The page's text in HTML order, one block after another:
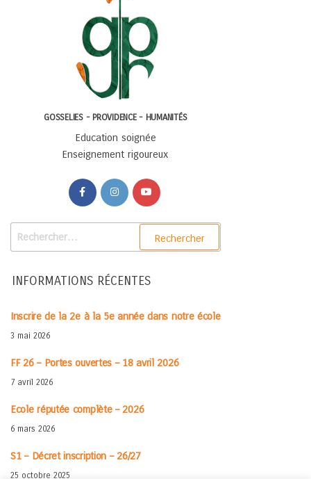
GOSSELIES - PROVIDENCE - HUMANITÉS
Education soignée
Enseignement rigoureux
INFORMATIONS RÉCENTES
Inscrire de la 2e à la 5e année dans notre école
3 mai 2026
FF 26 – Portes ouvertes – 18 avril 2026
7 avril 2026
Ecole réputée complète – 2026
6 mars 2026
S1 – Décret inscription – 26/27
25 octobre 2025